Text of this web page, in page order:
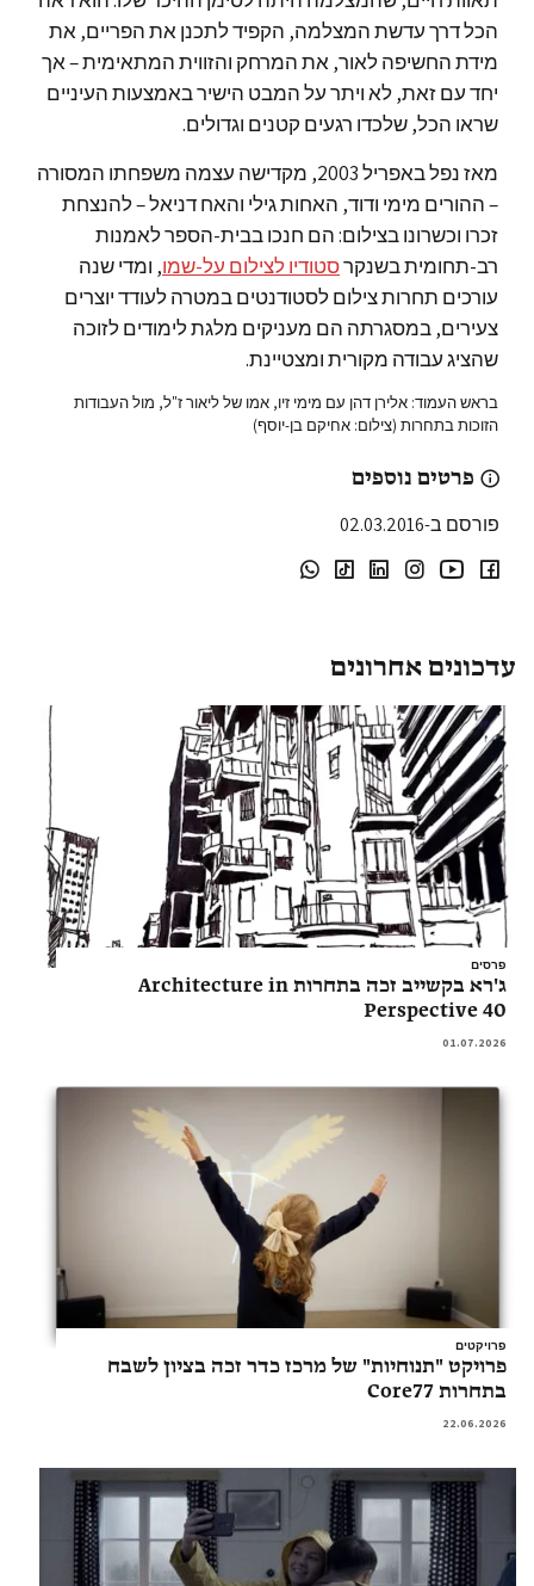
הכל דרך עדשת המצלמה, הקפיד לתכנן את הפריים, את
מידת החשיפה לאור, את המרחק והזווית המתאימית – אך
יחד עם זאת, לא ויתר על המבט הישיר באמצעות העיניים
שראו הכל, שלכדו רגעים קטנים וגדולים.
מאז נפל באפריל 2003, מקדישה עצמה משפחתו המסורה
– ההורים מימי ודוד, האחות גילי והאח דניאל – להנצחת
זכרו וכשרונו בצילום: הם חנכו בבית-הספר לאמנות
רב-תחומית בשנקרסטודיו לצילום על-שמו, ומדי שנה
עורכים תחרות צילום לסטודנטים במטרה לעודד יוצרים
צעירים, במסגרתה הם מעניקים מלגת לימודים לזוכה
שהציג עבודה מקורית ומצטיינת.
בראש העמוד: אלירן דהן עם מימי זיו, אמו של ליאור ז"ל, מול העבודות
הזוכות בתחרות (צילום: אחיקם בן-יוסף)
פרטים נוספים
פורסם ב-02.03.2016
עדכונים אחרונים
פרסים
ג'רא בקשייב זכה בתחרות Architecture in
Perspective 40
01.07.2026
פרויקטים
פרויקט "תנוחיות" של מרכז כדר זכה בציון לשבח
בתחרות Core77
22.06.2026